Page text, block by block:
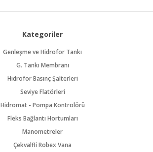
Kategoriler
Genleşme ve Hidrofor Tankı
G. Tankı Membranı
Hidrofor Basınç Şalterleri
Seviye Flatörleri
Hidromat - Pompa Kontrolörü
Fleks Bağlantı Hortumları
Manometreler
Çekvalfli Robex Vana